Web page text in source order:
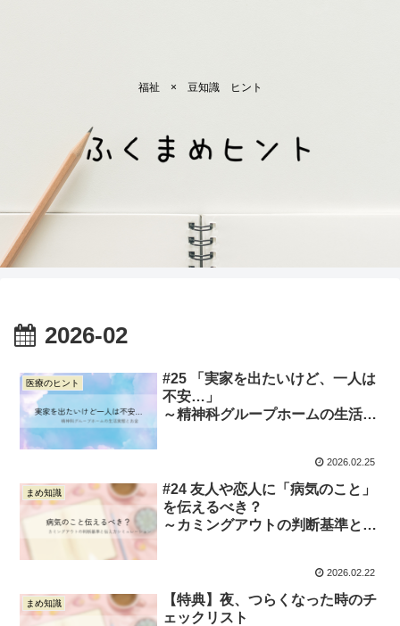
福祉 × 豆知識 ヒント
2026-02
医療のヒント
#25 「実家を出たいけど、一人は
不安…」
～精神科グループホームの生活実
2026.02.25
まめ知識
#24 友人や恋人に「病気のこと」
を伝えるべき？
～カミングアウトの判断基準と、
2026.02.22
まめ知識
【特典】夜、つらくなった時のチ
ェックリスト